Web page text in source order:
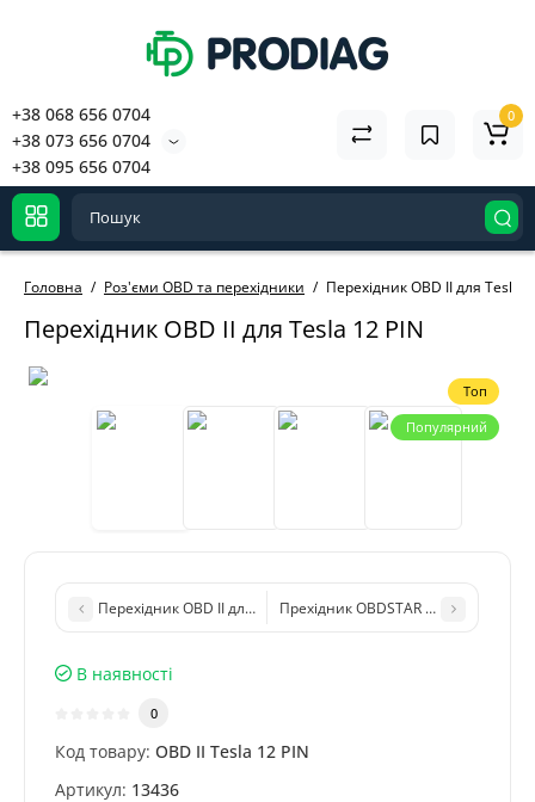
+38 068 656 0704
+38 073 656 0704
+38 095 656 0704
0
Головна Роз'єми OBD та перехідники Перехідник OBD II для Tesla
Перехідник OBD II для Tesla 12 PIN
Топ
Популярний
Перехідник OBD II для Tesla 26 PINПрехідник OBDSTAR CAN Direct Kit
В наявності
0
Код товару: OBD II Tesla 12 PIN
Артикул: 13436